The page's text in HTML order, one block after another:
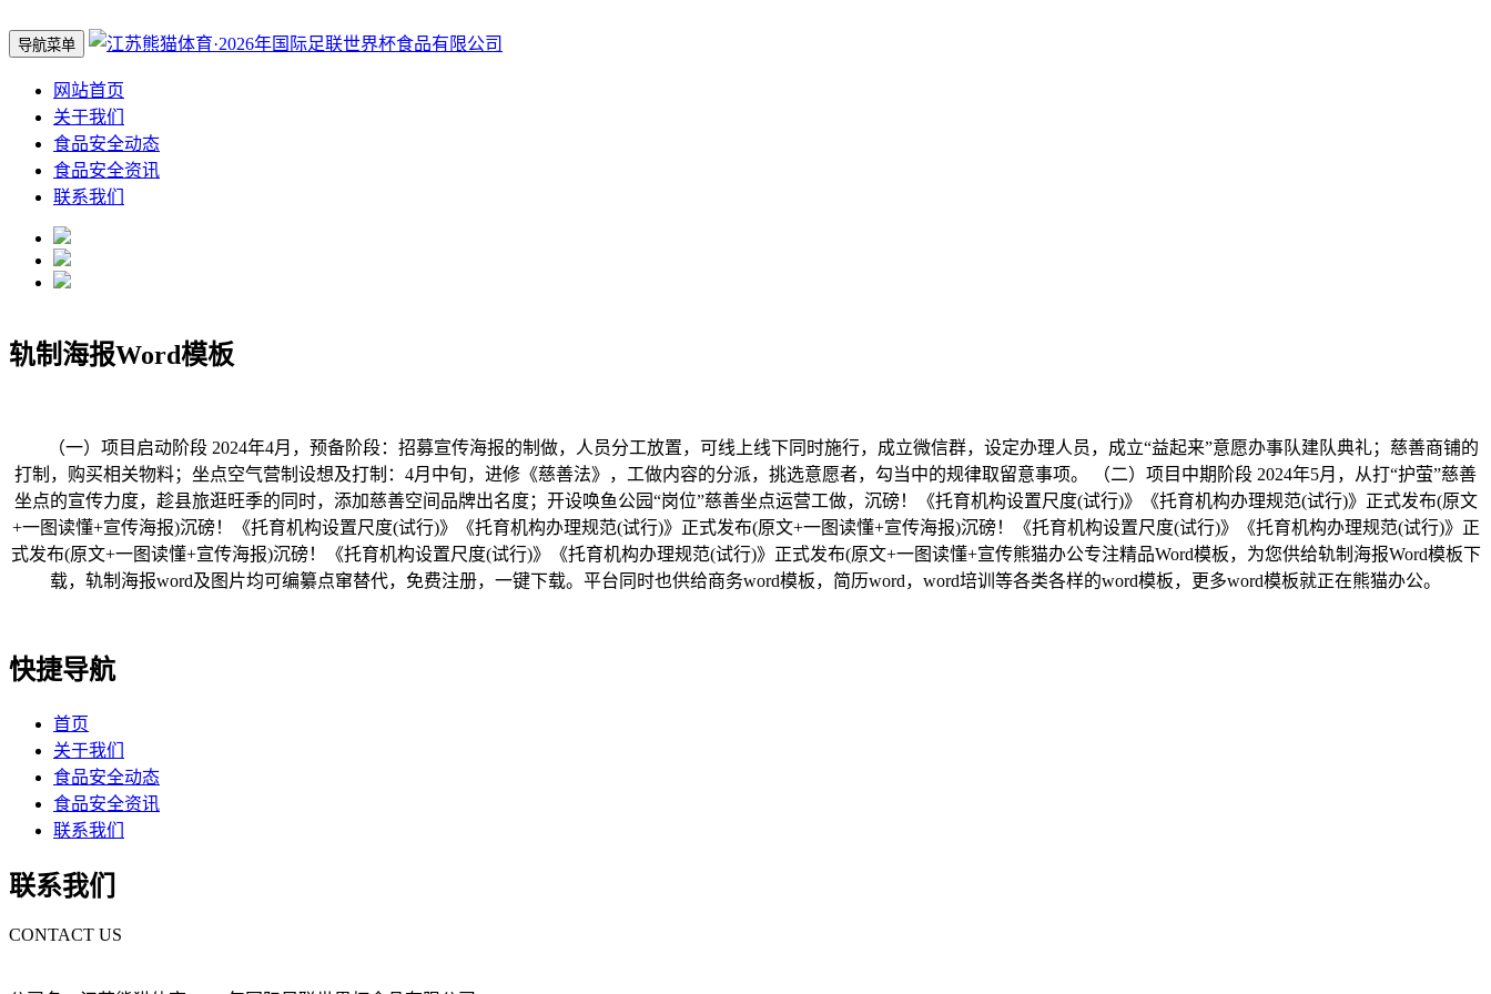
导航菜单
网站首页
关于我们
食品安全动态
食品安全资讯
联系我们
轨制海报Word模板
（一）项目启动阶段 2024年4月，预备阶段：招募宣传海报的制做，人员分工放置，可线上线下同时施行，成立微信群，设定办理人员，成立“益起来”意愿办事队建队典礼；慈善商铺的
打制，购买相关物料；坐点空气营制设想及打制：4月中旬，进修《慈善法》，工做内容的分派，挑选意愿者，勾当中的规律取留意事项。 （二）项目中期阶段 2024年5月，从打“护萤”慈善
坐点的宣传力度，趁县旅逛旺季的同时，添加慈善空间品牌出名度；开设唤鱼公园“岗位”慈善坐点运营工做，沉磅！《托育机构设置尺度(试行)》《托育机构办理规范(试行)》正式发布(原文
+一图读懂+宣传海报)沉磅！《托育机构设置尺度(试行)》《托育机构办理规范(试行)》正式发布(原文+一图读懂+宣传海报)沉磅！《托育机构设置尺度(试行)》《托育机构办理规范(试行)》正
式发布(原文+一图读懂+宣传海报)沉磅！《托育机构设置尺度(试行)》《托育机构办理规范(试行)》正式发布(原文+一图读懂+宣传熊猫办公专注精品Word模板，为您供给轨制海报Word模板下
载，轨制海报word及图片均可编纂点窜替代，免费注册，一键下载。平台同时也供给商务word模板，简历word，word培训等各类各样的word模板，更多word模板就正在熊猫办公。
快捷导航
首页
关于我们
食品安全动态
食品安全资讯
联系我们
联系我们
CONTACT US